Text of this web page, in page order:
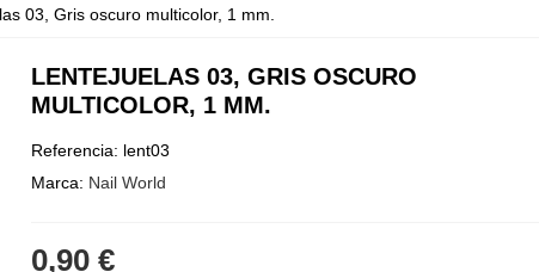
03, Gris oscuro multicolor, 1 mm.
LENTEJUELAS 03, GRIS OSCURO
MULTICOLOR, 1 MM.
Referencia: lent03
Marca: Nail World
0,90 €